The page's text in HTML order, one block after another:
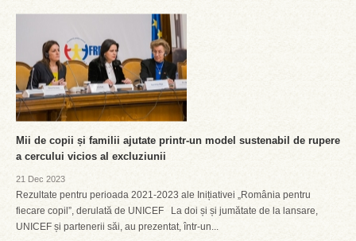
Mii de copii și familii ajutate printr-un model sustenabil de rupere
a cercului vicios al excluziunii
21 Dec 2023
Rezultate pentru perioada 2021-2023 ale Inițiativei „România pentru
fiecare copil”, derulată de UNICEF La doi și și jumătate de la lansare,
UNICEF și partenerii săi, au prezentat, într-un...